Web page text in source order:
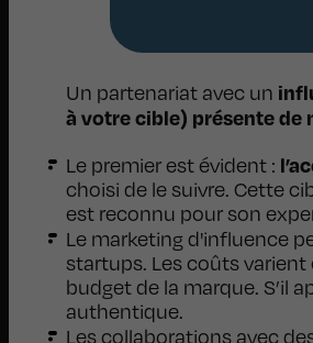
Un partenariat avec un
à votre cible) présente de
Le premier est évident :
choisi de le suivre. Cette
est reconnu pour son
Le marketing d'influence
startups. Les coûts
budget de la marque. S’il
authentique.
Les collaborations avec